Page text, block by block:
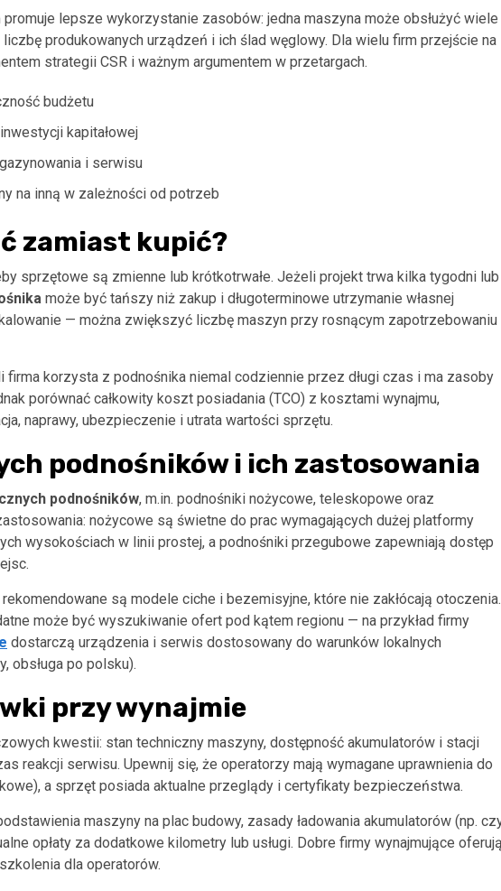
lepsze wykorzystanie zasobów: jedna maszyna może obsłużyć wiele
produkowanych urządzeń i ich ślad węglowy. Dla wielu firm przejście na
strategii CSR i ważnym argumentem w przetargach.
budżetu
kapitałowej
i serwisu
na inną w zależności od potrzeb
zamiast kupić?
sprzętowe są zmienne lub krótkotrwałe. Jeżeli projekt trwa kilka tygodni lub
może być tańszy niż zakup i długoterminowe utrzymanie własnej
— można zwiększyć liczbę maszyn przy rosnącym zapotrzebowaniu
firma korzysta z podnośnika niemal codziennie przez długi czas i ma zasoby
porównać całkowity koszt posiadania (TCO) z kosztami wynajmu,
naprawy, ubezpieczenie i utrata wartości sprzętu.
podnośników i ich zastosowania
podnośników, m.in. podnośniki nożycowe, teleskopowe oraz
nożycowe są świetne do prac wymagających dużej platformy
wysokościach w linii prostej, a podnośniki przegubowe zapewniają dostęp
są modele ciche i bezemisyjne, które nie zakłócają otoczenia.
może być wyszukiwanie ofert pod kątem regionu — na przykład firmy
dostarczą urządzenia i serwis dostosowany do warunków lokalnych
obsługa po polsku).
przy wynajmie
kwestii: stan techniczny maszyny, dostępność akumulatorów i stacji
reakcji serwisu. Upewnij się, że operatorzy mają wymagane uprawnienia do
a sprzęt posiada aktualne przeglądy i certyfikaty bezpieczeństwa.
maszyny na plac budowy, zasady ładowania akumulatorów (np.
opłaty za dodatkowe kilometry lub usługi. Dobre firmy wynajmujące
dla operatorów.